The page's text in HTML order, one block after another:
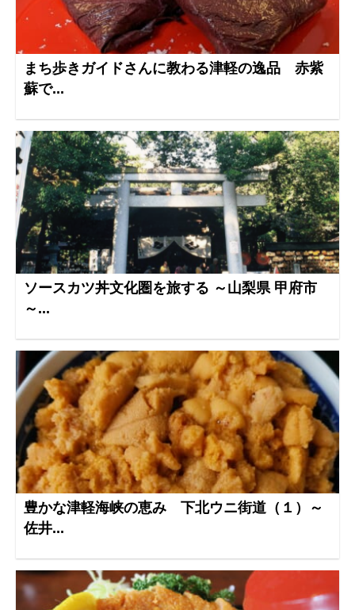
まち歩きガイドさんに教わる津軽の逸品 赤紫
蘇で...
ソースカツ丼文化圏を旅する ～山梨県 甲府市
～...
豊かな津軽海峡の恵み 下北ウニ街道（１）～
佐井...